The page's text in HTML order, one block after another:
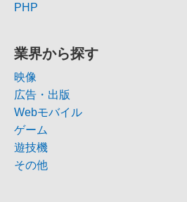
PHP
業界から探す
映像
広告・出版
Webモバイル
ゲーム
遊技機
その他